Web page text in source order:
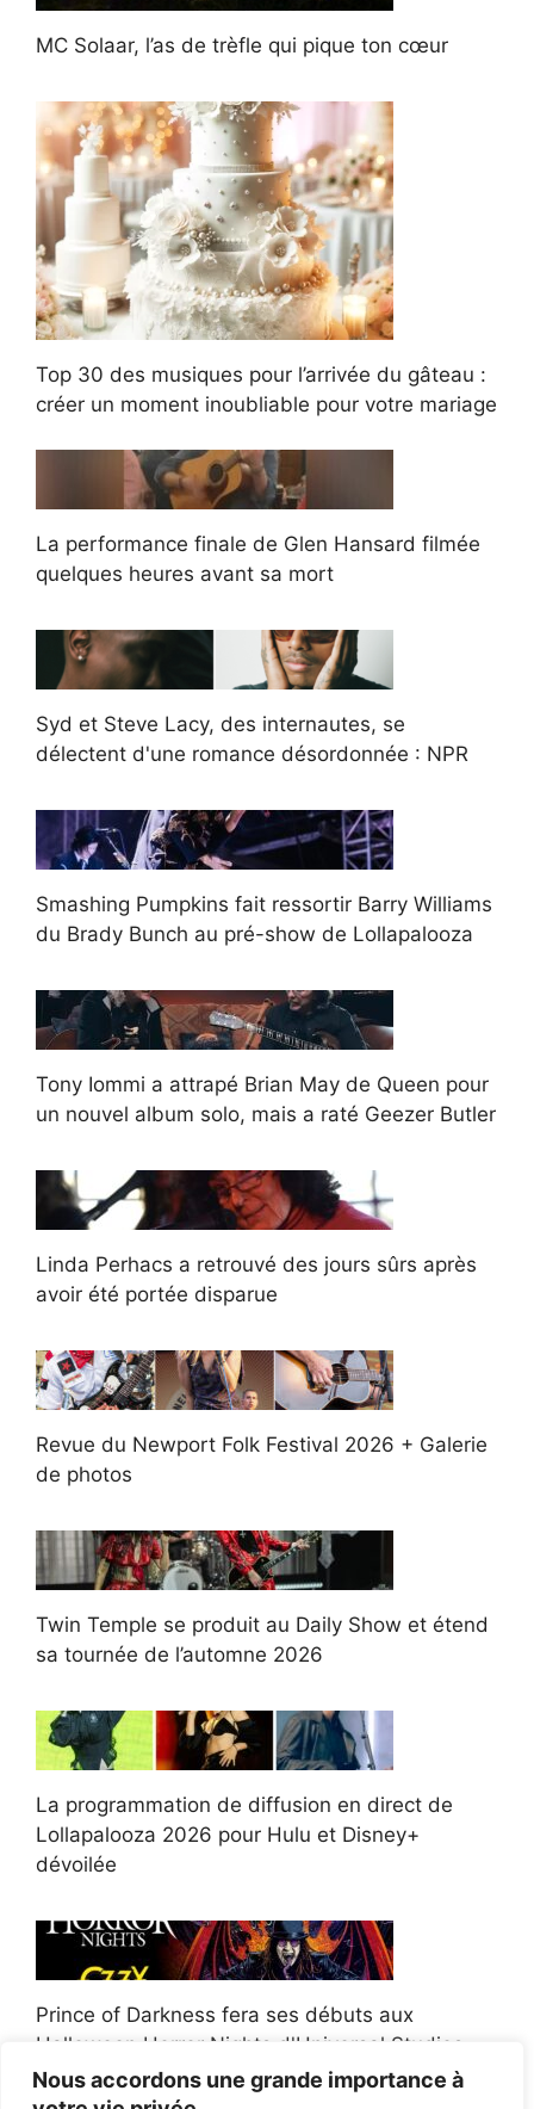
Nous accordons une grande importance à
MC Solaar, l’as de trèfle qui pique ton cœur
Top 30 des musiques pour l’arrivée du gâteau :
créer un moment inoubliable pour votre mariage
La performance finale de Glen Hansard filmée
quelques heures avant sa mort
Syd et Steve Lacy, des internautes, se
délectent d'une romance désordonnée : NPR
Smashing Pumpkins fait ressortir Barry Williams
du Brady Bunch au pré-show de Lollapalooza
Tony Iommi a attrapé Brian May de Queen pour
un nouvel album solo, mais a raté Geezer Butler
Linda Perhacs a retrouvé des jours sûrs après
avoir été portée disparue
Revue du Newport Folk Festival 2026 + Galerie
de photos
Twin Temple se produit au Daily Show et étend
sa tournée de l’automne 2026
La programmation de diffusion en direct de
Lollapalooza 2026 pour Hulu et Disney+
dévoilée
Prince of Darkness fera ses débuts aux
Halloween Horror Nights d'Universal Studios